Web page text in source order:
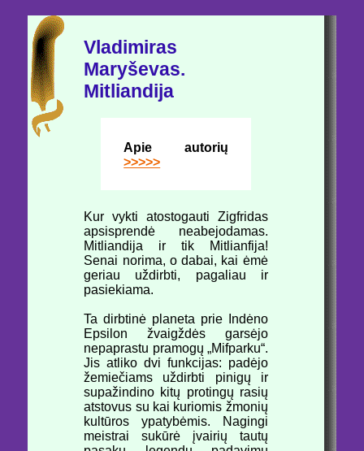
Vladimiras
Maryševas.
Mitliandija
Apie autorių
>>>>>
Kur vykti atostogauti Zigfridas
apsisprendė neabejodamas.
Mitliandija ir tik Mitlianfija!
Senai norima, o dabai, kai ėmė
geriau uždirbti, pagaliau ir
pasiekiama.
Ta dirbtinė planeta prie Indėno
Epsilon žvaigždės garsėjo
nepaprastu pramogų „Mifparku“.
Jis atliko dvi funkcijas: padėjo
žemiečiams uždirbti pinigų ir
supažindino kitų protingų rasių
atstovus su kai kuriomis žmonių
kultūros ypatybėmis. Nagingi
meistrai sukūrė įvairių tautų